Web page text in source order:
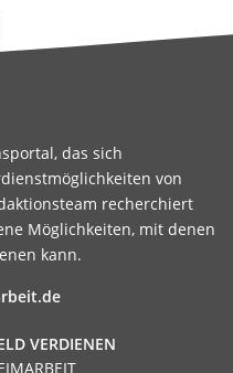
das sich
von
recherchiert
Möglichkeiten, mit denen
kann.
VERDIENEN